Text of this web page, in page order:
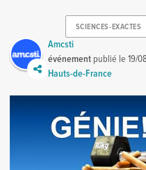
SCIENCES-EXACTES
Amcsti
événement publié le19/
Hauts-de-France